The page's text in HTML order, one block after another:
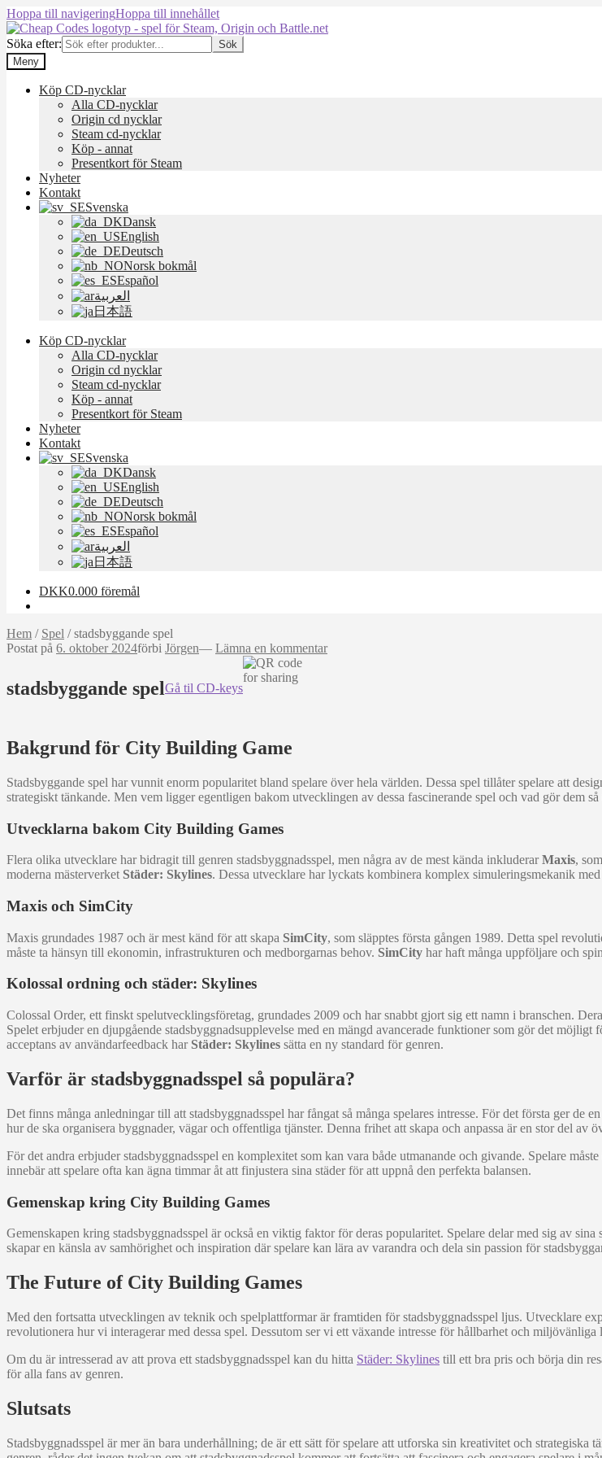
Hoppa till navigeringHoppa till innehållet
Söka efter:
Sök
Meny
Köp CD-nycklar
Alla CD-nycklar
Origin cd nycklar
Steam cd-nycklar
Köp - annat
Presentkort för Steam
Nyheter
Kontakt
Svenska
Dansk
English
Deutsch
Norsk bokmål
Español
العربية
日本語
Köp CD-nycklar
Alla CD-nycklar
Origin cd nycklar
Steam cd-nycklar
Köp - annat
Presentkort för Steam
Nyheter
Kontakt
Svenska
Dansk
English
Deutsch
Norsk bokmål
Español
العربية
日本語
DKK0.000 föremål
Hem / Spel /stadsbyggande spel
Postat på 6. oktober 2024förbi Jörgen— Lämna en kommentar
stadsbyggande spelGå til CD-keys
Bakgrund för City Building Game
Stadsbyggande spel har vunnit enorm popularitet bland spelare över hela världen. Dessa spel tillåter spelare att
strategiskt tänkande. Men vem ligger egentligen bakom utvecklingen av dessa fascinerande spel och vad gör dem
Utvecklarna bakom City Building Games
Flera olika utvecklare har bidragit till genren stadsbyggnadsspel, men några av de mest kända inkluderarMaxis,
moderna mästerverket Städer: Skylines. Dessa utvecklare har lyckats kombinera komplex simuleringsmekanik
Maxis och SimCity
Maxis grundades 1987 och är mest känd för att skapa SimCity, som släpptes första gången 1989. Detta spel
måste ta hänsyn till ekonomin, infrastrukturen och medborgarnas behov. SimCity har haft många uppföljare och
Kolossal ordning och städer: Skylines
Colossal Order, ett finskt spelutvecklingsföretag, grundades 2009 och har snabbt gjort sig ett namn i branschen.
Spelet erbjuder en djupgående stadsbyggnadsupplevelse med en mängd avancerade funktioner som gör det
acceptans av användarfeedback har Städer: Skylines sätta en ny standard för genren.
Varför är stadsbyggnadsspel så populära?
Det finns många anledningar till att stadsbyggnadsspel har fångat så många spelares intresse. För det första ger
hur de ska organisera byggnader, vägar och offentliga tjänster. Denna frihet att skapa och anpassa är en stor del av
För det andra erbjuder stadsbyggnadsspel en komplexitet som kan vara både utmanande och givande. Spelare
innebär att spelare ofta kan ägna timmar åt att finjustera sina städer för att uppnå den perfekta balansen.
Gemenskap kring City Building Games
Gemenskapen kring stadsbyggnadsspel är också en viktig faktor för deras popularitet. Spelare delar med sig av
skapar en känsla av samhörighet och inspiration där spelare kan lära av varandra och dela sin passion för
The Future of City Building Games
Med den fortsatta utvecklingen av teknik och spelplattformar är framtiden för stadsbyggnadsspel ljus. Utvecklare
revolutionera hur vi interagerar med dessa spel. Dessutom ser vi ett växande intresse för hållbarhet och
Om du är intresserad av att prova ett stadsbyggnadsspel kan du hitta Städer: Skylines till ett bra pris och börja din
för alla fans av genren.
Slutsats
Stadsbyggnadsspel är mer än bara underhållning; de är ett sätt för spelare att utforska sin kreativitet och